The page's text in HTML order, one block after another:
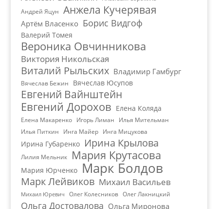
Андрей Яцун Анжела Кучерявая
Артём Власенко Борис Видгоф
Валерий Томея
Вероника Овчинникова
Виктория Никольская
Виталий Рыльских Владимир Гамбург
Вячеслав Бежин Вячеслав Юсупов
Евгений Вайнштейн
Евгений Дорохов Елена Коляда
Елена Макаренко Игорь Лиман
Илья Мительман
Илья Питкин
Инга Майер Инга Мицукова
Ирина Губаренко Ирина Крылова
Лилия Мельник Мария Крутасова
Мария Юрченко Марк Болдов
Марк Лейвиков Михаил Васильев
Михаил Юревич Олег Колесников Олег Лакницкий
Ольга Достовалова Ольга Миронова